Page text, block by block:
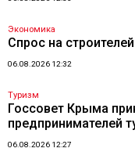
Экономика
Спрос на
06.08.2026 12:32
Туризм
Госсовет Крыма
предпринимателей
06.08.2026 12:27